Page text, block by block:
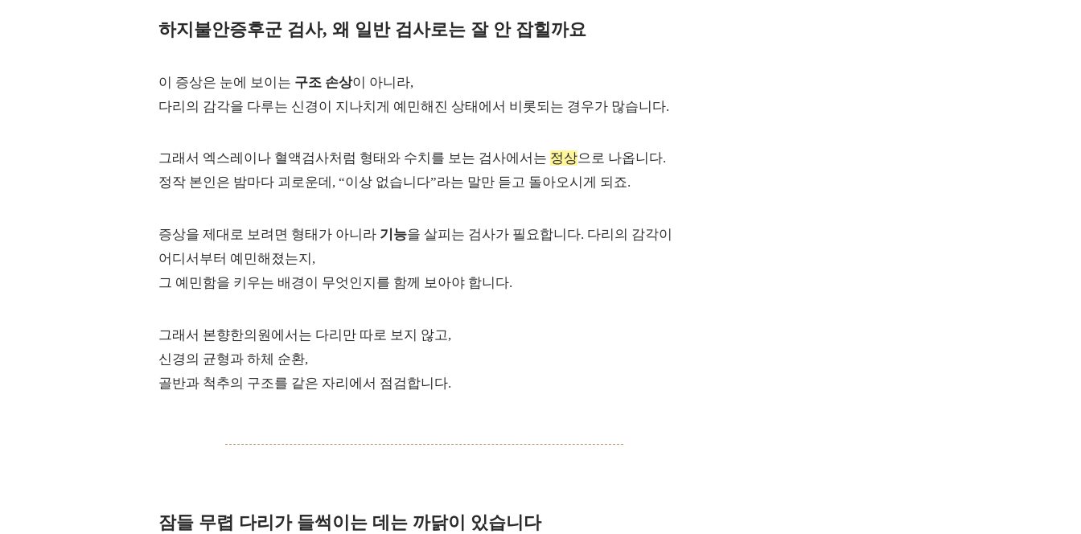
하지불안증후군 검사, 왜 일반 검사로는 잘 안 잡힐까요
이 증상은 눈에 보이는 구조 손상이 아니라,
다리의 감각을 다루는 신경이 지나치게 예민해진 상태에서 비롯되는 경우가 많습니다.
그래서 엑스레이나 혈액검사처럼 형태와 수치를 보는 검사에서는 정상으로 나옵니다.
정작 본인은 밤마다 괴로운데, “이상 없습니다”라는 말만 듣고 돌아오시게 되죠.
증상을 제대로 보려면 형태가 아니라 기능을 살피는 검사가 필요합니다. 다리의 감각이
어디서부터 예민해졌는지,
그 예민함을 키우는 배경이 무엇인지를 함께 보아야 합니다.
그래서 본향한의원에서는 다리만 따로 보지 않고,
신경의 균형과 하체 순환,
골반과 척추의 구조를 같은 자리에서 점검합니다.
잠들 무렵 다리가 들썩이는 데는 까닭이 있습니다